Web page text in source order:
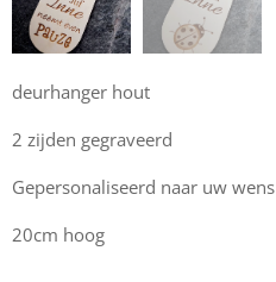
deurhanger hout
2 zijden gegraveerd
Gepersonaliseerd naar uw wens
20cm hoog